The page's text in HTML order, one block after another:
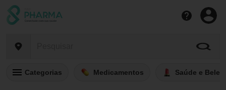
Categorias Medicamentos Saúde e